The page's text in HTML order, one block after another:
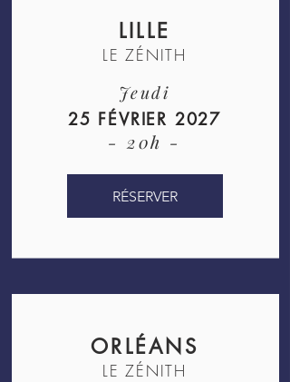
LILLE
LE ZÉNITH
Jeudi
25 FÉVRIER 2027
- 20h -
RÉSERVER
ORLÉANS
LE ZÉNITH